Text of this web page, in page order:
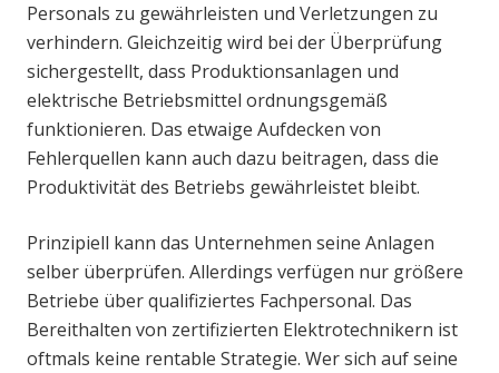
Personals zu gewährleisten und Verletzungen zu
verhindern. Gleichzeitig wird bei der Überprüfung
sichergestellt, dass Produktionsanlagen und
elektrische Betriebsmittel ordnungsgemäß
funktionieren. Das etwaige Aufdecken von
Fehlerquellen kann auch dazu beitragen, dass die
Produktivität des Betriebs gewährleistet bleibt.
Prinzipiell kann das Unternehmen seine Anlagen
selber überprüfen. Allerdings verfügen nur größere
Betriebe über qualifiziertes Fachpersonal. Das
Bereithalten von zertifizierten Elektrotechnikern ist
oftmals keine rentable Strategie. Wer sich auf seine